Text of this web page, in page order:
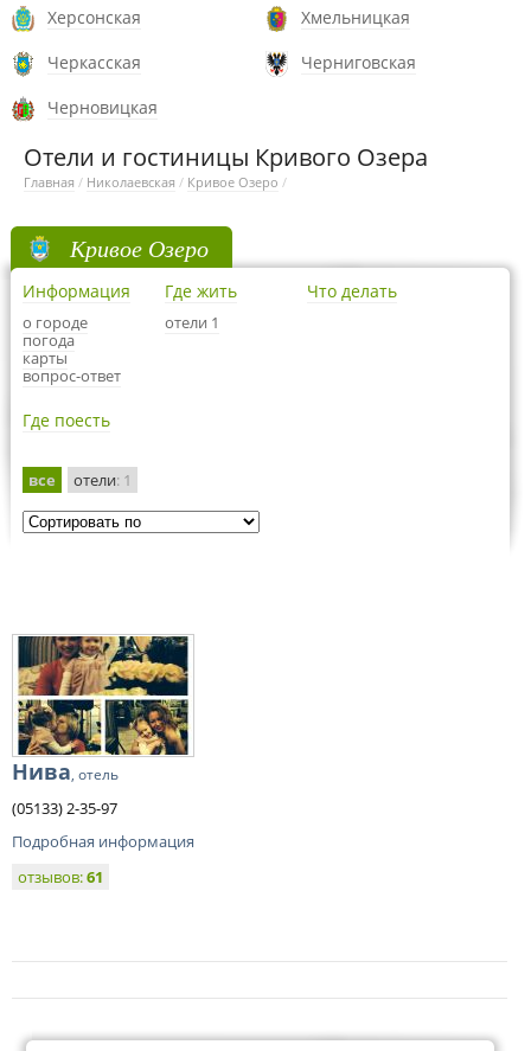
Херсонская
Хмельницкая
Черкасская
Черниговская
Черновицкая
Отели и гостиницы Кривого Озера
Главная / Николаевская / Кривое Озеро /
Кривое Озеро
Информация
о городе
погода
карты
вопрос-ответ
Где жить
отели 1
Что делать
Где поесть
все отели: 1
Нива, отель
(05133) 2-35-97
Подробная информация
отзывов:61